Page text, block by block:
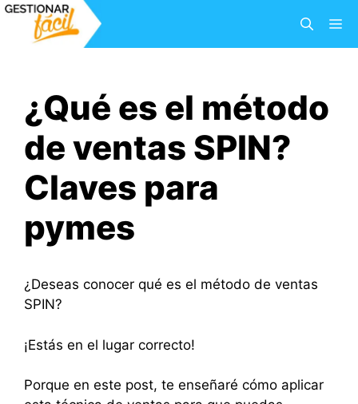
Saltar
¿Qué es el método
de ventas SPIN?
Claves para
pymes
¿Deseas conocer qué es el método de ventas
SPIN?
¡Estás en el lugar correcto!
Porque en este post, te enseñaré cómo aplicar